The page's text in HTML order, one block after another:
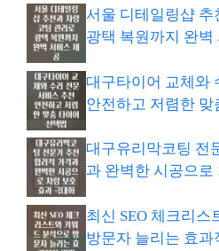
서울 디테일링샵
광택 복원까지 완벽
대구타이어 교체와
안전하고 저렴한 맞
대구유리막코팅 전
과 완벽한 시공으
최신 SEO 체크리스
방문자 늘리는 효과